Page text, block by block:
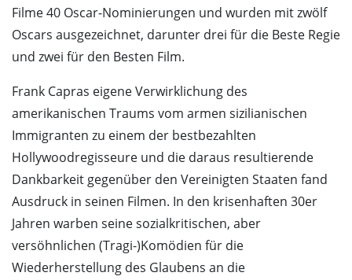
Filme 40 Oscar-Nominierungen und wurden mit zwölf
Oscars ausgezeichnet, darunter drei für die Beste Regie
und zwei für den Besten Film.
Frank Capras eigene Verwirklichung des
amerikanischen Traums vom armen sizilianischen
Immigranten zu einem der bestbezahlten
Hollywoodregisseure und die daraus resultierende
Dankbarkeit gegenüber den Vereinigten Staaten fand
Ausdruck in seinen Filmen. In den krisenhaften 30er
Jahren warben seine sozialkritischen, aber
versöhnlichen (Tragi-)Komödien für die
Wiederherstellung des Glaubens an die